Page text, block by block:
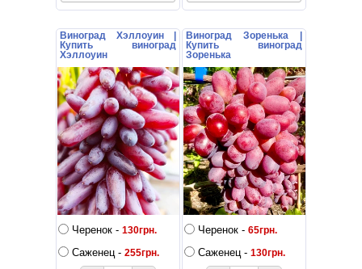
Виноград Хэллоуин |
Купить виноград
Хэллоуин
Черенок - 130грн.
Саженец - 255грн.
Виноград Зоренька |
Купить виноград
Зоренька
Черенок - 65грн.
Саженец - 130грн.